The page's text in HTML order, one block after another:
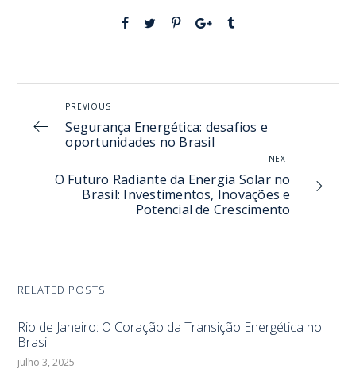
PREVIOUS
Segurança Energética: desafios e
oportunidades no Brasil
NEXT
O Futuro Radiante da Energia Solar no
Brasil: Investimentos, Inovações e
Potencial de Crescimento
RELATED POSTS
Rio de Janeiro: O Coração da Transição Energética no
Brasil
julho 3, 2025